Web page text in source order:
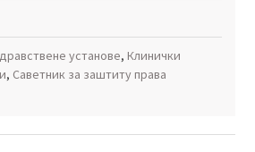
установе, Клинички
, Саветник за заштиту права